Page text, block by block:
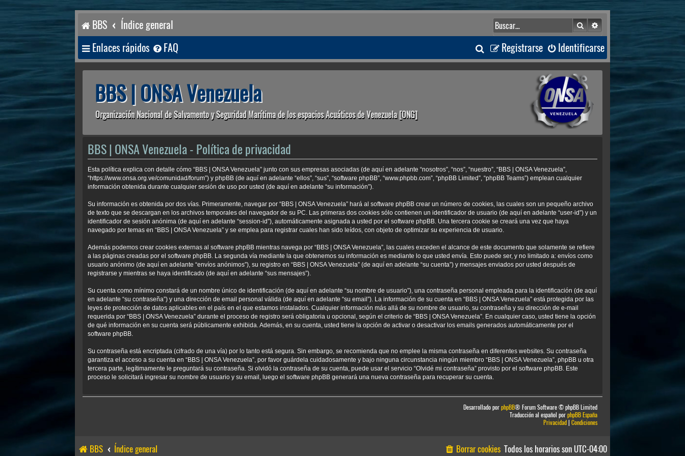
BBS Índice general BuscarBúsqueda avanzada
Enlaces rápidos FAQ Identificarse
Registrarse
B
u
a
r
BBS | ONSA Venezuela
Organización Nacional de Salvamento y Seguridad Marítima de los espacios Acuáticos de Venezuela [ONG]
BBS | ONSA Venezuela - Política de privacidad
Esta política explica con detalle cómo “BBS | ONSA Venezuela” junto con sus empresas asociadas (de aquí en adelante “nosotros”, “nos”, “nuestro”, “BBS | ONSA Venezuela”,
“https://www.onsa.org.ve/comunidad/forum”) y phpBB (de aquí en adelante “ellos”, “sus”, “software phpBB”, “www.phpbb.com”, “phpBB Limited”, “phpBB Teams”) emplean cualquier
información obtenida durante cualquier sesión de uso por usted (de aquí en adelante “su información”).
Su información es obtenida por dos vías. Primeramente, navegar por “BBS | ONSA Venezuela” hará al software phpBB crear un número de cookies, las cuales son un pequeño archivo
de texto que se descargan en los archivos temporales del navegador de su PC. Las primeras dos cookies sólo contienen un identificador de usuario (de aquí en adelante “user-id”) y un
identificador de sesión anónima (de aquí en adelante “session-id”), automáticamente asignada a usted por el software phpBB. Una tercera cookie se creará una vez que haya
navegado por temas en “BBS | ONSA Venezuela” y se emplea para registrar cuales han sido leídos, con objeto de optimizar su experiencia de usuario.
Además podemos crear cookies externas al software phpBB mientras navega por “BBS | ONSA Venezuela”, las cuales exceden el alcance de este documento que solamente se refiere
a las páginas creadas por el software phpBB. La segunda vía mediante la que obtenemos su información es mediante lo que usted envía. Esto puede ser, y no limitado a: envíos como
usuario anónimo (de aquí en adelante “envíos anónimos”), su registro en “BBS | ONSA Venezuela” (de aquí en adelante “su cuenta”) y mensajes enviados por usted después de
registrarse y mientras se haya identificado (de aquí en adelante “sus mensajes”).
Su cuenta como mínimo constará de un nombre único de identificación (de aquí en adelante “su nombre de usuario”), una contraseña personal empleada para la identificación (de aquí
en adelante “su contraseña”) y una dirección de email personal válida (de aquí en adelante “su email”). La información de su cuenta en “BBS | ONSA Venezuela” está protegida por las
leyes de protección de datos aplicables en el país en el que estamos instalados. Cualquier información más allá de su nombre de usuario, su contraseña y su dirección de e-mail
requerida por “BBS | ONSA Venezuela” durante el proceso de registro será obligatoria u opcional, según el criterio de “BBS | ONSA Venezuela”. En cualquier caso, usted tiene la opción
de qué información en su cuenta será públicamente exhibida. Además, en su cuenta, usted tiene la opción de activar o desactivar los emails generados automáticamente por el
software phpBB.
Su contraseña está encriptada (cifrado de una vía) por lo tanto está segura. Sin embargo, se recomienda que no emplee la misma contraseña en diferentes websites. Su contraseña
garantiza el acceso a su cuenta en “BBS | ONSA Venezuela”, por favor guárdela cuidadosamente y bajo ninguna circunstancia ningún miembro “BBS | ONSA Venezuela”, phpBB u otra
tercera parte, legítimamente le preguntará su contraseña. Si olvidó la contraseña de su cuenta, puede usar el servicio “Olvidé mi contraseña” provisto por el software phpBB. Este
proceso le solicitará ingresar su nombre de usuario y su email, luego el software phpBB generará una nueva contraseña para recuperar su cuenta.
Desarrollado porphpBB® Forum Software © phpBB Limited
Traducción al español porphpBB España
Privacidad| Condiciones
BBS Índice general Todos los horarios son UTC-04:00
Borrar cookies